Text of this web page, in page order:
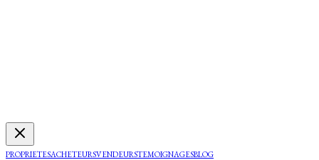
PROPRIETESACHETEURSVENDEURSTEMOIGNAGESBLOG